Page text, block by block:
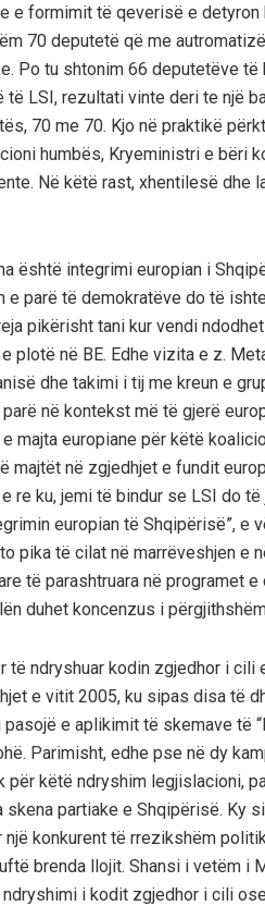
e formimit të qeverisë e
70 deputetë që me
Po tu shtonim 66 deputetëve
LSI, rezultati vinte deri te një
70 me 70. Kjo në praktikë
humbës, Kryeministri e bëri
Në këtë rast, xhentilesë dhe
është integrimi europian i
e parë të demokratëve do të
pikërisht tani kur vendi
plotë në BE. Edhe vizita e z.
dhe takimi i tij me kreun e
në kontekst më të gjerë
majta europiane për këtë
majtët në zgjedhjet e fundit
re ku, jemi të bindur se LSI do
europian të Shqipërisë”, e
pika të cilat në marrëveshjen e
të parashtruara në programet
duhet koncenzus i
ndryshuar kodin zgjedhor i cili
e vitit 2005, ku sipas disa të
e aplikimit të skemave të
Parimisht, edhe pse në dy
këtë ndryshim legjislacioni,
partiake e Shqipërisë. Ky
konkurent të rrezikshëm
brenda llojit. Shansi i vetëm
i kodit zgjedhor i cili